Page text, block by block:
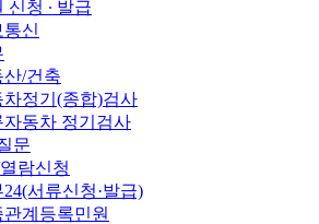
신청 ∙ 발급
통신
산/건축
차정기(종합)검사
자동차 정기검사
문
람신청
24(서류신청·발급)
관계등록민원